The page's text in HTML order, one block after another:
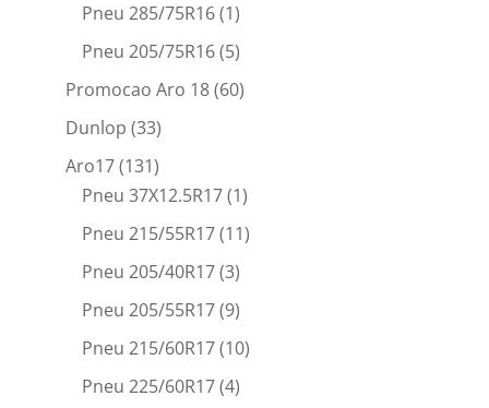
Pneu 285/75R16(1)
Pneu 205/75R16(5)
Promocao Aro 18(60)
Dunlop (33)
Aro17(131)
Pneu 37X12.5R17(1)
Pneu 215/55R17(11)
Pneu 205/40R17(3)
Pneu 205/55R17(9)
Pneu 215/60R17(10)
Pneu 225/60R17(4)